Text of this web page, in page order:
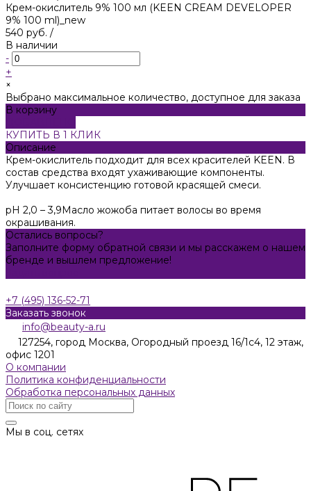
Крем-окислитель 9% 100 мл (KEEN CREAM DEVELOPER
9% 100 ml)_new
540 руб. /
В наличии
-
+
×
Выбрано максимальное количество, доступное для заказа
В корзину
КУПИТЬ В 1 КЛИК
Описание
Крем-окислитель подходит для всех красителей KEEN. В
состав средства входят ухаживающие компоненты.
Улучшает консистенцию готовой красящей смеси.
pH 2,0 – 3,9Масло жожоба питает волосы во время
окрашивания.
Остались вопросы?
Заполните форму обратной связи и мы расскажем о нашем
бренде и вышлем предложение!
+7 (495) 136-52-71
Заказать звонок
info@beauty-a.ru
127254, город Москва, Огородный проезд 16/1с4, 12 этаж,
офис 1201
О компании
Политика конфиденциальности
Обработка персональных данных
Мы в соц. сетях